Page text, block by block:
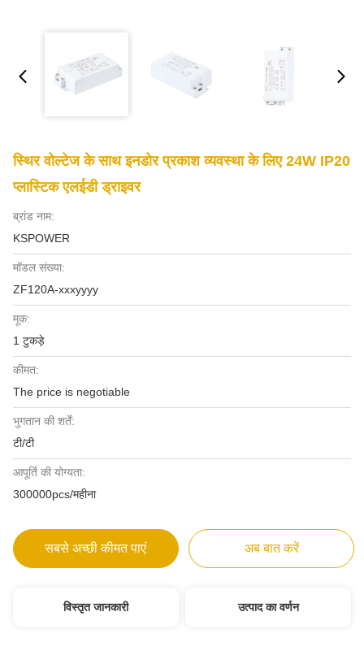
स्थिर वोल्टेज के साथ इनडोर प्रकाश व्यवस्था के लिए 24W IP20
प्लास्टिक एलईडी ड्राइवर
ब्रांड नाम:
KSPOWER
मॉडल संख्या:
ZF120A-xxxyyyy
मूक:
1 टुकड़े
कीमत:
The price is negotiable
भुगतान की शर्तें:
टी/टी
आपूर्ति की योग्यता:
300000pcs/महीना
सबसे अच्छी कीमत पाएं अब बात करें
विस्तृत जानकारी उत्पाद का वर्णन